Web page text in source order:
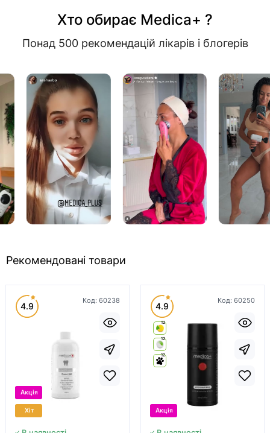
Хто обирає Medica+ ?
Понад 500 рекомендацій лікарів і блогерів
Рекомендовані товари
Код: 60238
4.9
Акція
Хіт
Код: 60250
4.9
12
12
12
Акція